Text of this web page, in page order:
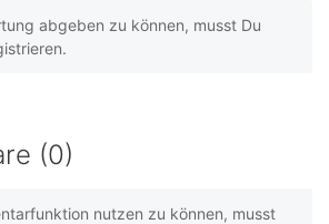
abgeben zu können, musst Du
(0)
nutzen zu können, musst